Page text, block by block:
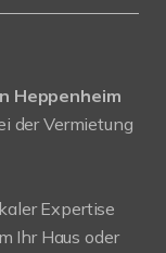
Heppenheim
der Vermietung
Expertise
Ihr Haus oder